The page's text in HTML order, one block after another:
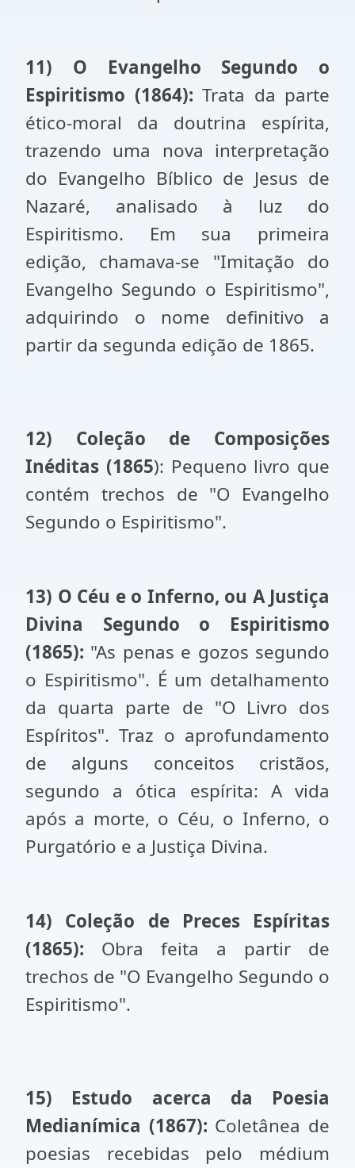
11) O Evangelho Segundo o
Espiritismo (1864): Trata da parte
ético-moral da doutrina espírita,
trazendo uma nova interpretação
do Evangelho Bíblico de Jesus de
Nazaré, analisado à luz do
Espiritismo. Em sua primeira
edição, chamava-se "Imitação do
Evangelho Segundo o Espiritismo",
adquirindo o nome definitivo a
partir da segunda edição de 1865.
12) Coleção de Composições
Inéditas (1865): Pequeno livro que
contém trechos de "O Evangelho
Segundo o Espiritismo".
13) O Céu e o Inferno, ou A Justiça
Divina Segundo o Espiritismo
(1865): "As penas e gozos segundo
o Espiritismo". É um detalhamento
da quarta parte de "O Livro dos
Espíritos". Traz o aprofundamento
de alguns conceitos cristãos,
segundo a ótica espírita: A vida
após a morte, o Céu, o Inferno, o
Purgatório e a Justiça Divina.
14) Coleção de Preces Espíritas
(1865): Obra feita a partir de
trechos de "O Evangelho Segundo o
Espiritismo".
15) Estudo acerca da Poesia
Medianímica (1867): Coletânea de
poesias recebidas pelo médium